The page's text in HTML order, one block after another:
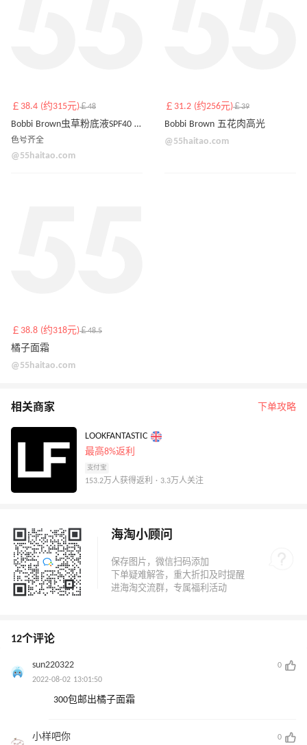
￡38.4 (约315元)￡48
Bobbi Brown虫草粉底液SPF40 30ml
色号齐全
@55haitao.com
￡31.2 (约256元)￡39
Bobbi Brown 五花肉高光
@55haitao.com
￡38.8 (约318元)￡48.5
橘子面霜
@55haitao.com
相关商家 下单攻略
LOOKFANTASTIC
最高8%返利
支付宝
153.2万人获得返利 · 3.3万人关注
海淘小顾问
12个评论
sun220322
0
2022-08-02 13:01:50
300包邮出橘子面霜
小样吧你
0